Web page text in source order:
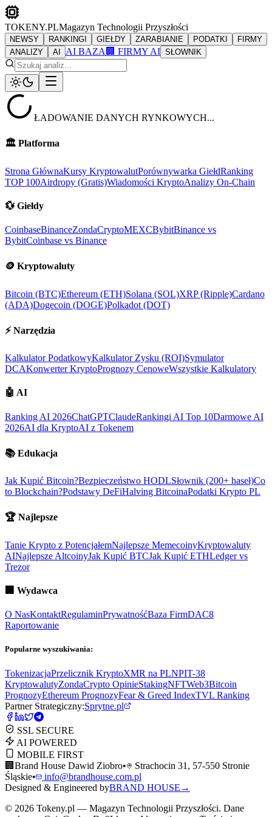
TOKENY.PLMagazyn Technologii Przyszłości
NEWSY RANKINGI GIEŁDY ZARABIANIE PODATKI
FIRMY
ANALIZY
AI AI BAZA 🏢 FIRMY AI SŁOWNIK
ŁADOWANIE DANYCH RYNKOWYCH...
🏛️ Platforma
Strona GłównaKursy KryptowalutPorównywarka GiełdRanking
TOP 100Airdropy (Gratis)Wiadomości KryptoAnalizy On-Chain
💱 Giełdy
CoinbaseBinanceZondaCryptoMEXCBybitBinance vs
BybitCoinbase vs Binance
🪙 Kryptowaluty
Bitcoin (BTC)Ethereum (ETH)Solana (SOL)XRP (Ripple)Cardano
(ADA)Dogecoin (DOGE)Polkadot (DOT)
⚡ Narzędzia
Kalkulator PodatkowyKalkulator Zysku (ROI)Symulator
DCAKonwerter KryptoPrognozy CenoweWszystkie Kalkulatory
🤖 AI
Ranking AI 2026ChatGPTClaudeRankingi AI Top 10Darmowe AI
2026AI dla KryptoAI z Tokenem
📚 Edukacja
Jak Kupić Bitcoin?Bezpieczeństwo HODLSłownik (200+ haseł)Co
to Blockchain?Podstawy DeFiHalving BitcoinaPodatki Krypto PL
🏆 Najlepsze
Tanie Krypto z PotencjałemNajlepsze MemecoinyKryptowaluty
AINajlepsze AltcoinyJak Kupić BTCJak Kupić ETHLedger vs
Trezor
🏢 Wydawca
O NasKontaktRegulaminPrywatnośćBaza FirmDAC8
Raportowanie
Popularne wyszukiwania:
TokenizacjaPrzelicznik KryptoXMR na PLNPIT-38
KryptowalutyZondaCrypto OpinieStakingNFTWeb3Bitcoin
PrognozyEthereum PrognozyFear & Greed IndexTVL Ranking
Partner Strategiczny:Sprytne.pl
SSL SECURE
AI POWERED
MOBILE FIRST
🏢 Brand House Dawid Ziobro•
Strachocin 31, 57-550 Stronie
Śląskie•
info@brandhouse.com.pl
Designed & Engineered byBRAND HOUSE →
© 2026 Tokeny.pl — Magazyn Technologii Przyszłości. Dane